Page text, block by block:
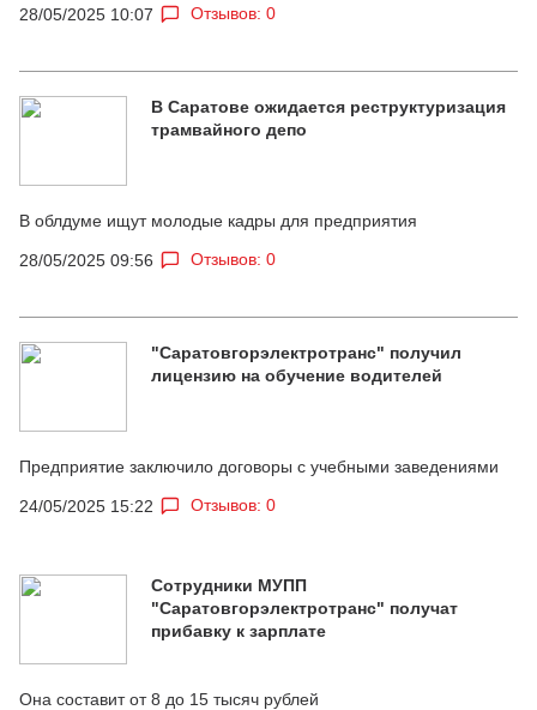
28/05/2025 10:07 Отзывов: 0
В Саратове ожидается реструктуризация
трамвайного депо
В облдуме ищут молодые кадры для предприятия
28/05/2025 09:56 Отзывов: 0
"Саратовгорэлектротранс" получил
лицензию на обучение водителей
Предприятие заключило договоры с учебными заведениями
24/05/2025 15:22 Отзывов: 0
Сотрудники МУПП
"Саратовгорэлектротранс" получат
прибавку к зарплате
Она составит от 8 до 15 тысяч рублей